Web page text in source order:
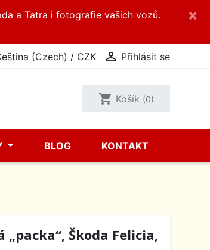
a Tatra i fotografie vašich vozů.
×
(Czech) / CZK  Přihlásit se
shopping_cart Košík (0)
BLOG KONTAKT
Škoda Felicia,